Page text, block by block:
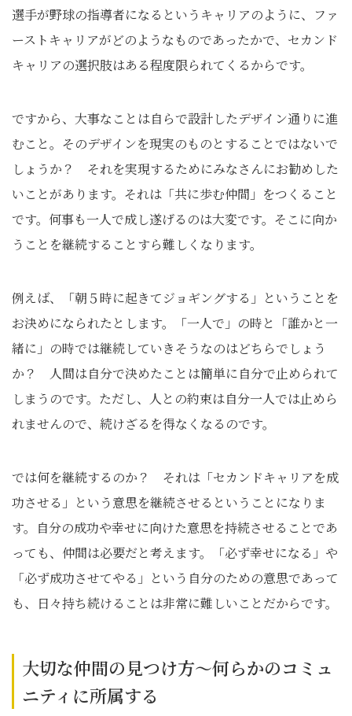
選手が野球の指導者になるというキャリアのように、ファ
ーストキャリアがどのようなものであったかで、セカンド
キャリアの選択肢はある程度限られてくるからです。
ですから、大事なことは自らで設計したデザイン通りに進
むこと。そのデザインを現実のものとすることではないで
しょうか？ それを実現するためにみなさんにお勧めした
いことがあります。それは「共に歩む仲間」をつくること
です。何事も一人で成し遂げるのは大変です。そこに向か
うことを継続することすら難しくなります。
例えば、「朝５時に起きてジョギングする」ということを
お決めになられたとします。「一人で」の時と「誰かと一
緒に」の時では継続していきそうなのはどちらでしょう
か？ 人間は自分で決めたことは簡単に自分で止められて
しまうのです。ただし、人との約束は自分一人では止めら
れませんので、続けざるを得なくなるのです。
では何を継続するのか？ それは「セカンドキャリアを成
功させる」という意思を継続させるということになりま
す。自分の成功や幸せに向けた意思を持続させることであ
っても、仲間は必要だと考えます。「必ず幸せになる」や
「必ず成功させてやる」という自分のための意思であって
も、日々持ち続けることは非常に難しいことだからです。
大切な仲間の見つけ方～何らかのコミュ
ニティに所属する